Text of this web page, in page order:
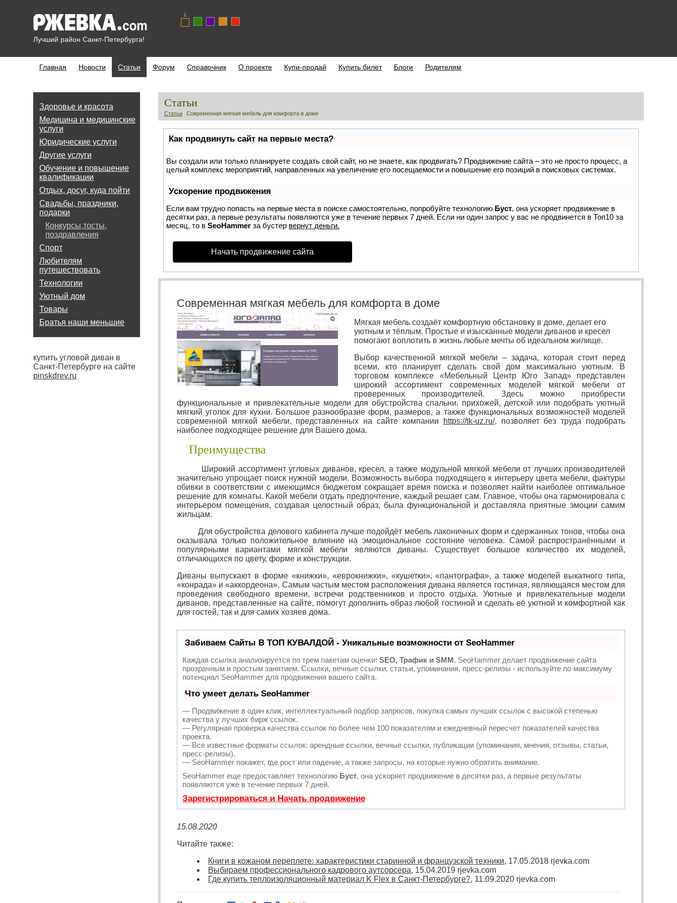
Лучший район Санкт-Петербурга!
↓
Главная Новости Статьи Форум Справочник О проекте Купи-продай Купить билет Блоги Родителям
Здоровье и красота
Медицина и медицинские
услуги
Юридические услуги
Другие услуги
Обучение и повышение
квалификации
Отдых, досуг, куда пойти
Свадьбы, праздники,
подарки
Конкурсы,тосты,
поздравления
Спорт
Любителям
путешествовать
Технологии
Уютный дом
Товары
Братья наши меньшие
купить угловой диван в
Санкт-Петербурге на сайте
pinskdrev.ru
Статьи
Статьи Современная мягкая мебель для комфорта в доме
Как продвинуть сайт на первые места?
Вы создали или только планируете создать свой сайт, но не знаете, как продвигать? Продвижение сайта – это не просто процесс, а
целый комплекс мероприятий, направленных на увеличение его посещаемости и повышение его позиций в поисковых системах.
Ускорение продвижения
Если вам трудно попасть на первые места в поиске самостоятельно, попробуйте технологию Буст, она ускоряет продвижение в
десятки раз, а первые результаты появляются уже в течение первых 7 дней. Если ни один запрос у вас не продвинется в Топ10 за
месяц, то в SeoHammer за бустер вернут деньги.
Начать продвижение сайта
Современная мягкая мебель для комфорта в доме
Мягкая мебель создаёт комфортную обстановку в доме, делает его
уютным и тёплым. Простые и изысканные модели диванов и кресел
помогают воплотить в жизнь любые мечты об идеальном жилище.
Выбор качественной мягкой мебели ‒ задача, которая стоит перед
всеми, кто планирует сделать свой дом максимально уютным. В
торговом комплексе «Мебельный Центр Юго Запад» представлен
широкий ассортимент современных моделей мягкой мебели от
проверенных производителей. Здесь можно приобрести
функциональные и привлекательные модели для обустройства спальни, прихожей, детской или подобрать уютный
мягкий уголок для кухни. Большое разнообразие форм, размеров, а также функциональных возможностей моделей
современной мягкой мебели, представленных на сайте компании
https://tk-uz.ru/, позволяет без труда подобрать
наиболее подходящее решение для Вашего дома.
Преимущества
Широкий ассортимент угловых диванов, кресел, а также модульной мягкой мебели от лучших производителей
значительно упрощает поиск нужной модели. Возможность выбора подходящего к интерьеру цвета мебели, фактуры
обивки в соответствии с имеющимся бюджетом сокращает время поиска и позволяет найти наиболее оптимальное
решение для комнаты. Какой мебели отдать предпочтение, каждый решает сам. Главное, чтобы она гармонировала с
интерьером помещения, создавая целостный образ, была функциональной и доставляла приятные эмоции самим
жильцам.
Для обустройства делового кабинета лучше подойдёт мебель лаконичных форм и сдержанных тонов, чтобы она
оказывала только положительное влияние на эмоциональное состояние человека. Самой распространёнными и
популярными вариантами мягкой мебели являются диваны. Существует большое количество их моделей,
отличающихся по цвету, форме и конструкции.
Диваны выпускают в форме «книжки», «еврокнижки», «кушетки», «пантографа», а также моделей выкатного типа,
«конрада» и «аккордеона». Самым частым местом расположения дивана является гостиная, являющаяся местом для
проведения свободного времени, встречи родственников и просто отдыха. Уютные и привлекательные модели
диванов, представленные на сайте, помогут дополнить образ любой гостиной и сделать её уютной и комфортной как
для гостей, так и для самих хозяев дома.
Забиваем Сайты В ТОП КУВАЛДОЙ - Уникальные возможности от SeoHammer
Каждая ссылка анализируется по трем пакетам оценки: SEO, Трафик и SMM. SeoHammer делает продвижение сайта
прозрачным и простым занятием. Ссылки, вечные ссылки, статьи, упоминания, пресс-релизы - используйте по максимуму
потенциал SeoHammer для продвижения вашего сайта.
Что умеет делать SeoHammer
— Продвижение в один клик, интеллектуальный подбор запросов, покупка самых лучших ссылок с высокой степенью
качества у лучших бирж ссылок.
— Регулярная проверка качества ссылок по более чем 100 показателям и ежедневный пересчет показателей качества
проекта.
— Все известные форматы ссылок: арендные ссылки, вечные ссылки, публикации (упоминания, мнения, отзывы, статьи,
пресс-релизы).
— SeoHammer покажет, где рост или падение, а также запросы, на которые нужно обратить внимание.
SeoHammer еще предоставляет технологию Буст, она ускоряет продвижение в десятки раз, а первые результаты
появляются уже в течение первых 7 дней.
Зарегистрироваться и Начать продвижение
15.08.2020
Читайте также:
Книги в кожаном переплете: характеристики старинной и французской техники, 17.05.2018 rjevka.com
Выбираем профессионального кадрового аутсорсера, 15.04.2019 rjevka.com
Где купить теплоизоляционный материал K Flex в Санкт-Петербурге?, 11.09.2020 rjevka.com